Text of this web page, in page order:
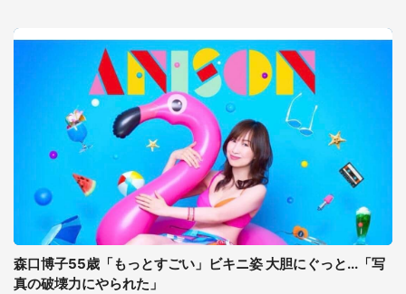
森口博子55歳「もっとすごい」ビキニ姿 大胆にぐっと...「写
真の破壊力にやられた」